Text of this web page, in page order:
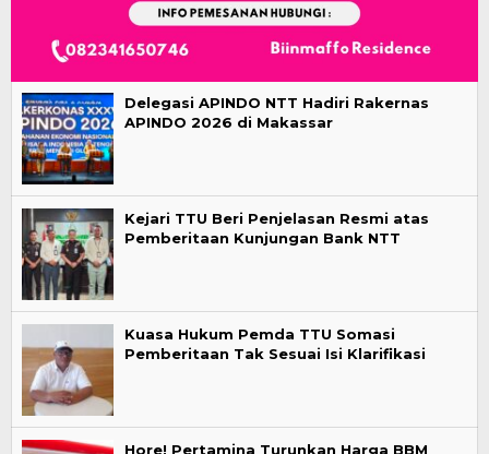
Delegasi APINDO NTT Hadiri Rakernas
APINDO 2026 di Makassar
Kejari TTU Beri Penjelasan Resmi atas
Pemberitaan Kunjungan Bank NTT
Kuasa Hukum Pemda TTU Somasi
Pemberitaan Tak Sesuai Isi Klarifikasi
Hore! Pertamina Turunkan Harga BBM